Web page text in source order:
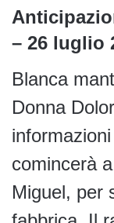
– 26 luglio
Blanca
Donna
comincerà
Miguel, per